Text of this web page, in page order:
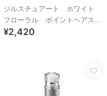
ジルスチュアート ホワイト
フローラル ポイントヘアス
ティック
¥2,420